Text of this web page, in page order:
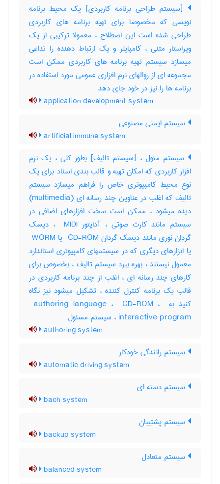
[سیستم طراحی برنامه کاربردی] یک محیط برنامه
نویسی که مخصوصا برای تهیه برنامه های کاربردی
طراحی شده است این اصطلاح ، معمولا ترکیبی از یک
ویراستار متنی ، کامپایلر و یک ارتباط دهنده را تداعی
میسازد سیستم تهیه برنامه های کاربردی ممکن است
مجموعه ای از روالهای نرم افزاری عمومی مورد استفاده در
برنامه ها را نیز در خود جای دهد
application development system
سیستم ایمنی مصنوعی
artificial immune system
سیستم مئول ، [سیستم تالیف] بطور کلی ، یک نرم
افزار کاربردی که امکان تهیه و قالب بندی اسناد برای یک
نوع محیط کامپیوتری خاص را فراهم میسازد سیستم
تالیف که اغلب در عناوین چند رسانه ای (‎multimedia)
دیده میشود ، ممکن است سخت افزارهای اضافی در
سیستم مانند کارت صوتی ، آداپتور ‎ MIDI ، دیسک
گردان نوری مانند دیسک گردان ‎ CD-ROM یا ‎ WORM
یا ابزارهای دیگری که در سیستمهای کامپیوتری استاندارد
معمول نیستند ، بهره ببرد سیستم تالیف ، بخصوص برای
کارهای چند رسانه ای ، اغلب از چند برنامه کاربردی در
قالب یک برنامه کنترل کننده ، تشکیل میشود نیز نگاه
کنید به ‎ authoring language ، ‎ CD-ROM ، ‎
interactive program ، سیستم مسئول
authoring system
سیستم رانندگی خودکار
automatic driving system
سیستم دسته ای
bach system
سیستم پشتیبان
backup system
سیستم متعادل
balanced system